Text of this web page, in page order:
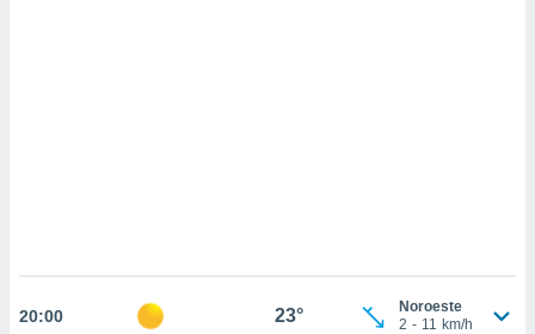
20:00 23°
Noroeste
2 - 11 km/h